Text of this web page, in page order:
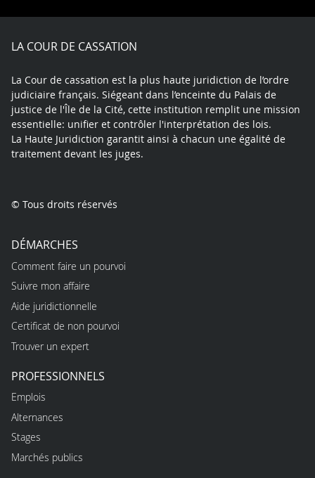
X
FacebookYoutubeLinkedInInstagram
LA COUR DE CASSATION
La Cour de cassation est la plus haute juridiction de l’ordre
judiciaire français. Siégeant dans l’enceinte du Palais de
justice de l'Île de la Cité, cette institution remplit une mission
essentielle: unifier et contrôler l'interprétation des lois.
La Haute Juridiction garantit ainsi à chacun une égalité de
traitement devant les juges.
© Tous droits réservés
DÉMARCHES
Comment faire un pourvoi
Suivre mon affaire
Aide juridictionnelle
Certificat de non pourvoi
Trouver un expert
PROFESSIONNELS
Emplois
Alternances
Stages
Marchés publics